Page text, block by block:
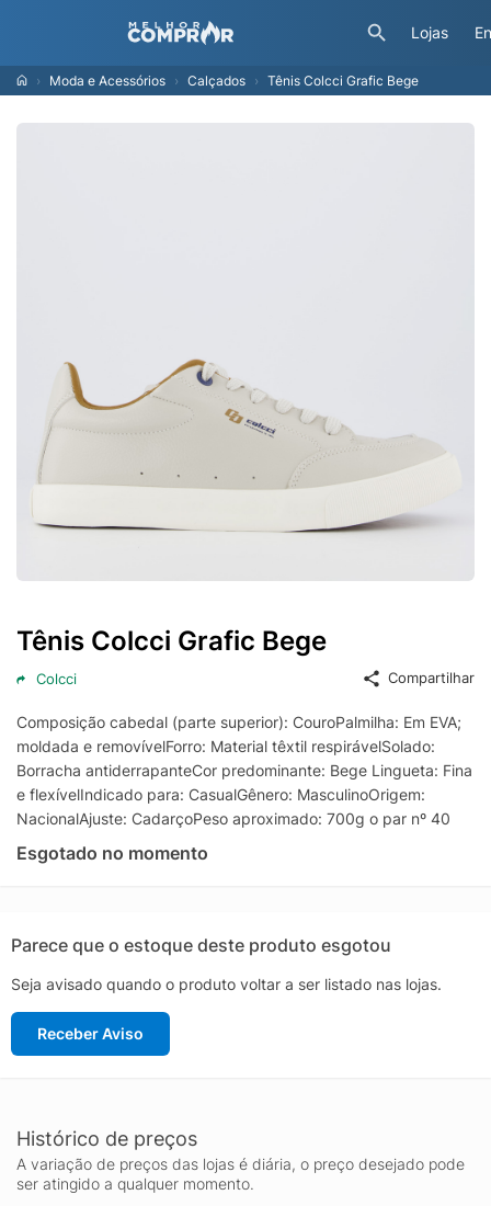
Lojas
Moda e Acessórios Calçados Tênis Colcci Grafic Bege
Tênis Colcci Grafic Bege
Colcci Compartilhar
Composição cabedal (parte superior): CouroPalmilha: Em EVA;
moldada e removívelForro: Material têxtil respirávelSolado:
Borracha antiderrapanteCor predominante: Bege Lingueta: Fina
e flexívelIndicado para: CasualGênero: MasculinoOrigem:
NacionalAjuste: CadarçoPeso aproximado: 700g o par nº 40
Esgotado no momento
Parece que o estoque deste produto esgotou
Seja avisado quando o produto voltar a ser listado nas lojas.
Receber Aviso
Histórico de preços
A variação de preços das lojas é diária, o preço desejado pode
ser atingido a qualquer momento.